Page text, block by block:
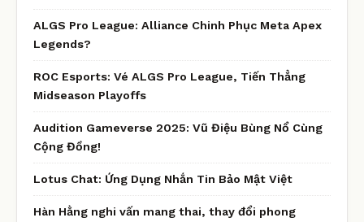
ALGS Pro League: Alliance Chinh Phục Meta Apex
Legends?
ROC Esports: Vé ALGS Pro League, Tiến Thẳng
Midseason Playoffs
Audition Gameverse 2025: Vũ Điệu Bùng Nổ Cùng
Cộng Đồng!
Lotus Chat: Ứng Dụng Nhắn Tin Bảo Mật Việt
Hàn Hằng nghi vấn mang thai, thay đổi phong